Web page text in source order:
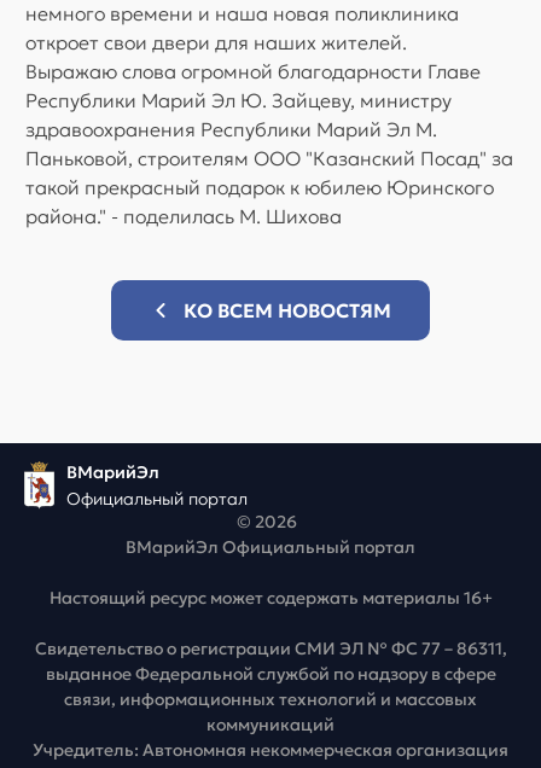
немного времени и наша новая поликлиника
откроет свои двери для наших жителей.
Выражаю слова огромной благодарности Главе
Республики Марий Эл Ю. Зайцеву, министру
здравоохранения Республики Марий Эл М.
Паньковой, строителям ООО "Казанский Посад" за
такой прекрасный подарок к юбилею Юринского
района." - поделилась М. Шихова
КО ВСЕМ НОВОСТЯМ
ВМарийЭл
Официальный портал
© 2026
ВМарийЭл Официальный портал
Настоящий ресурс может содержать материалы 16+
Свидетельство о регистрации СМИ ЭЛ № ФС 77 – 86311,
выданное Федеральной службой по надзору в сфере
связи, информационных технологий и массовых
коммуникаций
Учредитель: Автономная некоммерческая организация